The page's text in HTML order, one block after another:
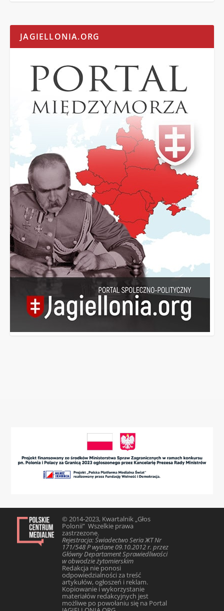
JAGIELLONIA.ORG
© 2014-2023, Kwartalnik „Głos
Polonii” Wszelkie prawa
zastrzezone.
Rejestracja: Świadectwo Seria ЖТ Nr
171/548 Р wydane 09.10.2012 r. przez
Główny Departament Sprawiedliwości
w obwodzie żytomierskim
Redakcja nie ponosi
odpowiedzialności za treść
artykułów, ogłoszeń i reklam.
Kopiowanie i wykorzystanie
materiałów redakcyjnych jest
możliwe po powołaniu się na Portal